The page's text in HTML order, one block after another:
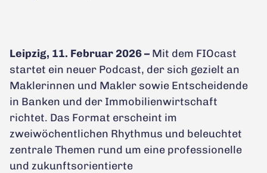
Leipzig, 11. Februar 2026 – Mit dem FIOcast
startet ein neuer Podcast, der sich gezielt an
Maklerinnen und Makler sowie Entscheidende
in Banken und der Immobilienwirtschaft
richtet. Das Format erscheint im
zweiwöchentlichen Rhythmus und beleuchtet
zentrale Themen rund um eine professionelle
und zukunftsorientierte